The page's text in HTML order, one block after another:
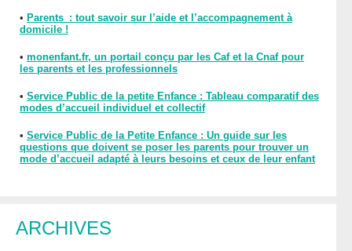
• Parents : tout savoir sur l’aide et l’accompagnement à
domicile !
• monenfant.fr, un portail conçu par les Caf et la Cnaf pour
les parents et les professionnels
• Service Public de la petite Enfance : Tableau comparatif des
modes d’accueil individuel et collectif
• Service Public de la Petite Enfance : Un guide sur les
questions que doivent se poser les parents pour trouver un
mode d’accueil adapté à leurs besoins et ceux de leur enfant
ARCHIVES